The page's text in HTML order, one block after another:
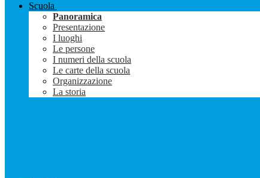
Scuola
Panoramica
Presentazione
I luoghi
Le persone
I numeri della scuola
Le carte della scuola
Organizzazione
La storia